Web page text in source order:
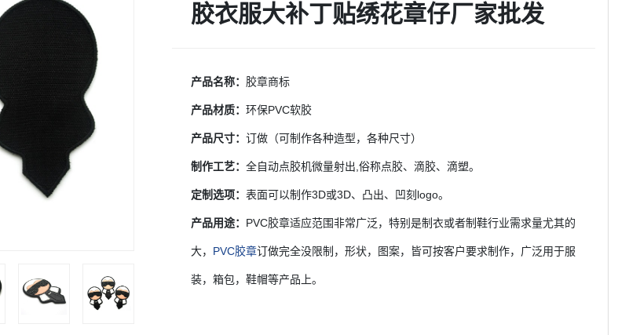
胶衣服大补丁贴绣花章仔厂家批发
产品名称： 胶章商标
产品材质：环保PVC软胶
产品尺寸：订做（可制作各种造型，各种尺寸）
制作工艺：全自动点胶机微量射出,俗称点胶、滴胶、滴塑。
定制选项：表面可以制作3D或3D、凸出、凹刻logo。
产品用途： PVC胶章适应范围非常广泛，特别是制衣或者制鞋行业需求量尤其的
大， PVC胶章订做完全没限制，形状，图案，皆可按客户要求制作，广泛用于服
装，箱包，鞋帽等产品上。